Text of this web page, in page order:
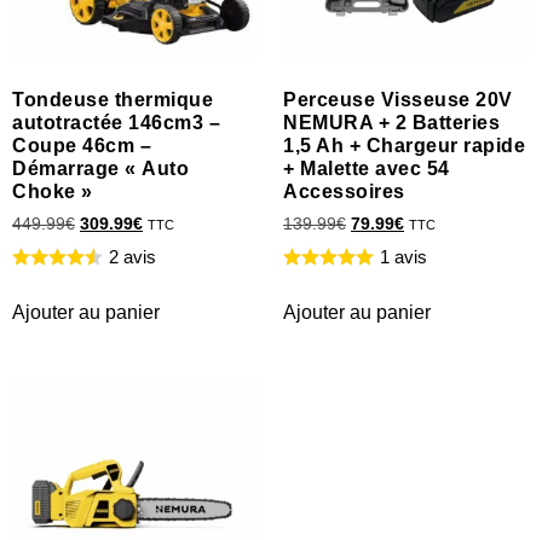
Tondeuse thermique
autotractée 146cm3 –
Coupe 46cm –
Démarrage « Auto
Choke »
449.99€ 309.99€ TTC
2 avis
Ajouter au panier
Perceuse Visseuse 20V
NEMURA + 2 Batteries
1,5 Ah + Chargeur rapide
+ Malette avec 54
Accessoires
139.99€ 79.99€ TTC
1 avis
Ajouter au panier